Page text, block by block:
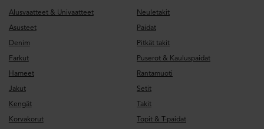
Alusvaatteet & Univaatteet
Asusteet
Denim
Farkut
Hameet
Jakut
Kengät
Korvakorut
Neuletakit
Paidat
Pitkät takit
Puserot & Kauluspaidat
Rantamuoti
Setit
Takit
Topit & T-paidat